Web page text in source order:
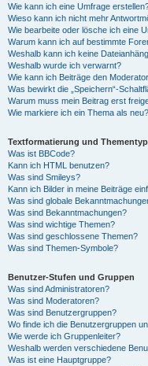
Wie kann ich eine Umfrage
Wieso kann ich nicht mehr
Wie bearbeite oder lösche ich eine
Warum kann ich auf bestimmte
Weshalb kann ich keine
Weshalb wurde ich verwarnt?
Wie kann ich Beiträge den
Was bewirkt die „Speichern“-
Warum muss mein Beitrag erst
Wie markiere ich ein Thema als neu?
Textformatierung und
Was ist BBCode?
Kann ich HTML benutzen?
Was sind Smileys?
Kann ich Bilder in meine Beiträge
Was sind globale
Was sind Bekanntmachungen?
Was sind wichtige Themen?
Was sind geschlossene Themen?
Was sind Themen-Symbole?
Benutzer-Stufen und Gruppen
Was sind Administratoren?
Was sind Moderatoren?
Was sind Benutzergruppen?
Wo finde ich die Benutzergruppen
Wie werde ich Gruppenleiter?
Weshalb werden verschiedene
Was ist eine Hauptgruppe?